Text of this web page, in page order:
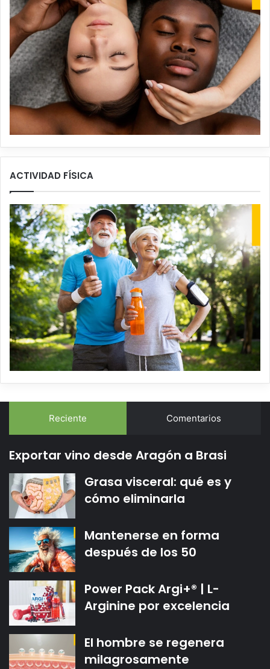
ACTIVIDAD FÍSICA
Reciente Comentarios
Exportar vino desde Aragón a Brasi
Grasa visceral: qué es y
cómo eliminarla
Mantenerse en forma
después de los 50
Power Pack Argi+® | L-
Arginine por excelencia
El hombre se regenera
milagrosamente